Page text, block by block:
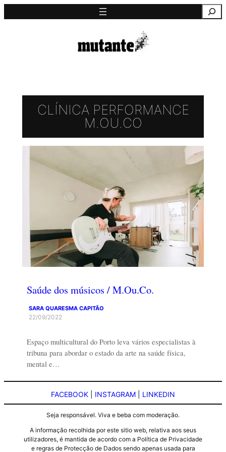
para
CLÍNICA PERFORMANCE
M.OU.CO
Saúde dos músicos / M.Ou.Co.
SARA QUARESMA CAPITÃO
22/09/2022
Espaço multicultural do Porto leva vários especialistas à
tribuna para abordar o estado da arte na saúde física,
mental e…
FACEBOOK INSTAGRAM LINKEDIN
Seja responsável. Viva e beba com moderação.
A informação recolhida por este sitio web, relativa aos seus
utilizadores, é mantida de acordo com a Política de Privacidade
e regras de Protecção de Dados sendo apenas usada para